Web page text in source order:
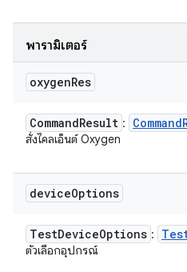
พารามิเตอร์
oxygenRes
CommandResult : Command
สั่งไคลเอ็นต์ Oxygen
deviceOptions
TestDeviceOptions :
ตัวเลือกอุปกรณ์